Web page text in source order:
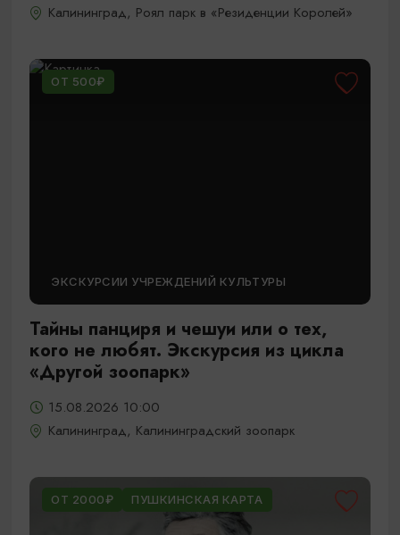
Калининград, Роял парк в «Резиденции Королей»
ОТ 500₽
ЭКСКУРСИИ УЧРЕЖДЕНИЙ КУЛЬТУРЫ
Тайны панциря и чешуи или о тех,
кого не любят. Экскурсия из цикла
«Другой зоопарк»
15.08.2026 10:00
Калининград, Калининградский зоопарк
ОТ 2000₽ ПУШКИНСКАЯ КАРТА